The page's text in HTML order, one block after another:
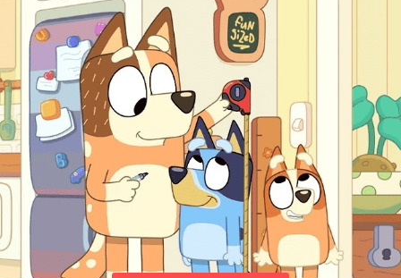
​反派哲学深度​
最终BOSS“核心之王”实为沼泽意识集合体，其灭世行
为源于人类污染异界的创伤记忆，引发生态伦理思
辨。
​观众反馈与影响​
​社会文化现象​
​教育实践应用​ ​：